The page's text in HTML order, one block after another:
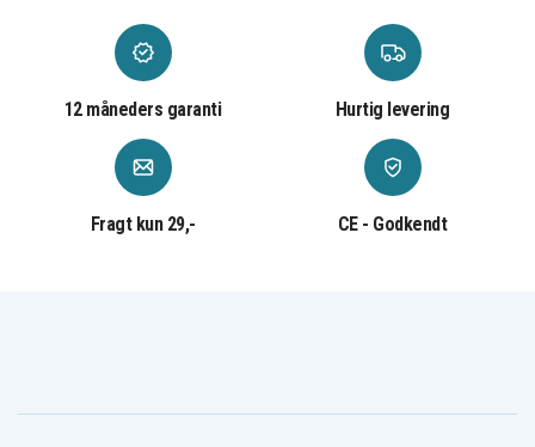
12 måneders garanti Hurtig levering
Fragt kun 29,- CE - Godkendt